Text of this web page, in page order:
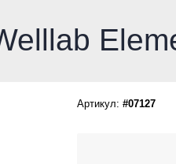
Артикул: #07127